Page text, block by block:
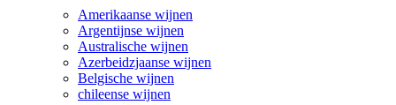
Amerikaanse wijnen
Argentijnse wijnen
Australische wijnen
Azerbeidzjaanse wijnen
Belgische wijnen
chileense wijnen